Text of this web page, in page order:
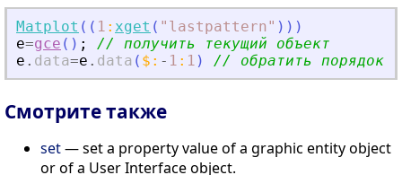
Matplot ( ( 1 : xget ( " lastpattern" ) ) )
e=gce ( ) ;
// получить текущий объект
e . data=e . data ( $ : - 1 : 1 ) // обратить порядок
Смотрите также
set— set a property value of a graphic entity object
or of a User Interface object.